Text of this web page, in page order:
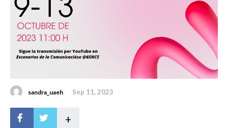
sandra_uaeh Sep 11, 2023
+